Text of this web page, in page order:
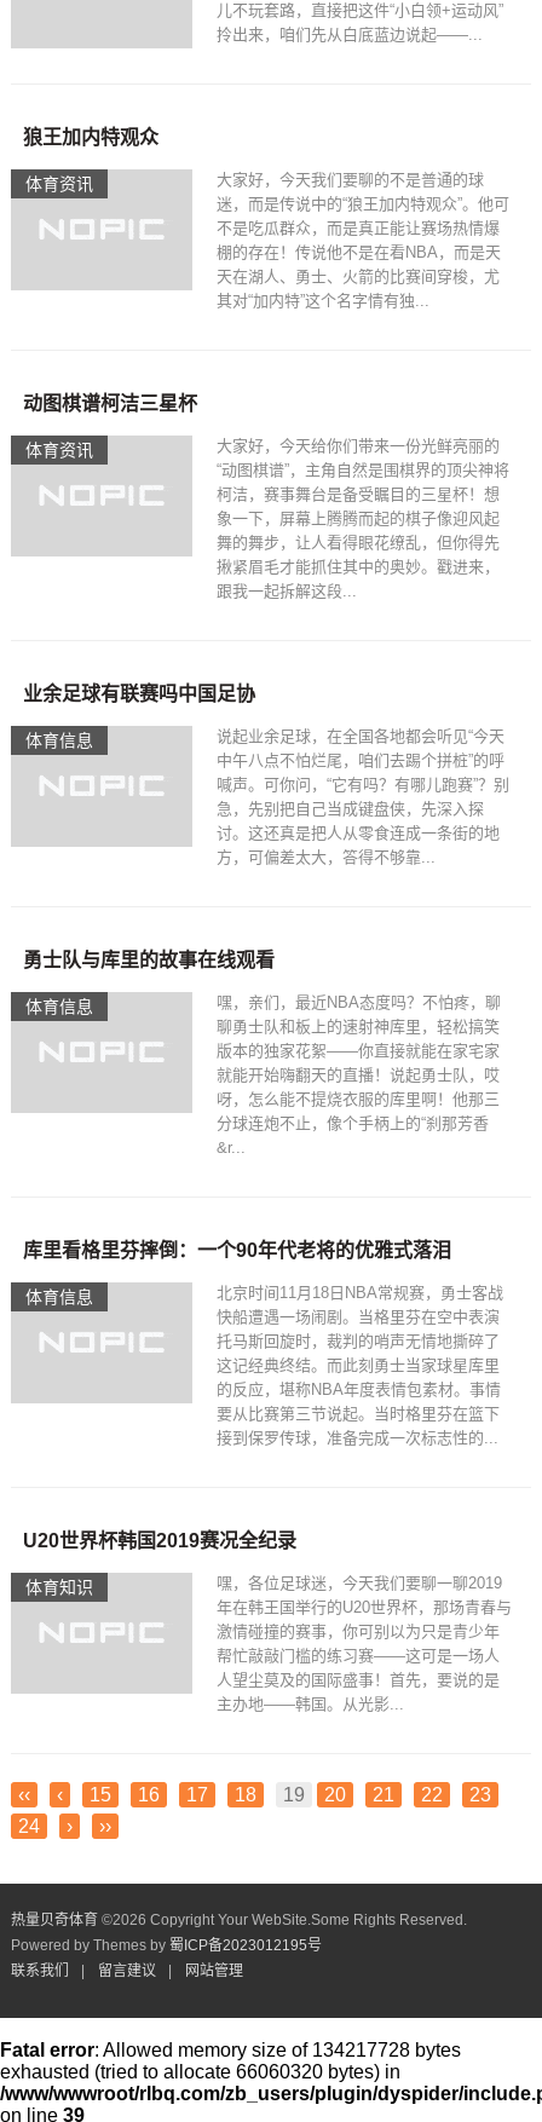
儿不玩套路，直接把这件“小白领+运动风”
拎出来，咱们先从白底蓝边说起——...
体育资讯
狼王加内特观众
大家好，今天我们要聊的不是普通的球
迷，而是传说中的“狼王加内特观众”。他可
不是吃瓜群众，而是真正能让赛场热情爆
棚的存在！传说他不是在看NBA，而是天
天在湖人、勇士、火箭的比赛间穿梭，尤
其对“加内特”这个名字情有独...
体育资讯
动图棋谱柯洁三星杯
大家好，今天给你们带来一份光鲜亮丽的
“动图棋谱”，主角自然是围棋界的顶尖神将
柯洁，赛事舞台是备受瞩目的三星杯！想
象一下，屏幕上腾腾而起的棋子像迎风起
舞的舞步，让人看得眼花缭乱，但你得先
揪紧眉毛才能抓住其中的奥妙。戳进来，
跟我一起拆解这段...
体育信息
业余足球有联赛吗中国足协
说起业余足球，在全国各地都会听见“今天
中午八点不怕烂尾，咱们去踢个拼桩”的呼
喊声。可你问，“它有吗？有哪儿跑赛”？别
急，先别把自己当成键盘侠，先深入探
讨。这还真是把人从零食连成一条街的地
方，可偏差太大，答得不够靠...
体育信息
勇士队与库里的故事在线观看
嘿，亲们，最近NBA态度吗？不怕疼，聊
聊勇士队和板上的速射神库里，轻松搞笑
版本的独家花絮——你直接就能在家宅家
就能开始嗨翻天的直播！说起勇士队，哎
呀，怎么能不提烧衣服的库里啊！他那三
分球连炮不止，像个手柄上的“刹那芳香
&r...
体育信息
库里看格里芬摔倒：一个90年代老将的优雅式落泪
北京时间11月18日NBA常规赛，勇士客战
快船遭遇一场闹剧。当格里芬在空中表演
托马斯回旋时，裁判的哨声无情地撕碎了
这记经典终结。而此刻勇士当家球星库里
的反应，堪称NBA年度表情包素材。事情
要从比赛第三节说起。当时格里芬在篮下
接到保罗传球，准备完成一次标志性的...
体育知识
U20世界杯韩国2019赛况全纪录
嘿，各位足球迷，今天我们要聊一聊2019
年在韩王国举行的U20世界杯，那场青春与
激情碰撞的赛事，你可别以为只是青少年
帮忙敲敲门槛的练习赛——这可是一场人
人望尘莫及的国际盛事！首先，要说的是
主办地——韩国。从光影...
‹‹ ‹ 15 16 17 18 19 20 21 22
23
24
› ››
热量贝奇体育 ©2026 Copyright Your WebSite.Some Rights Reserved.
Powered by Themes by 蜀ICP备2023012195号
联系我们
留言建议 网站管理
Fatal error: Allowed memory size of 134217728 bytes
exhausted (tried to allocate 66060320 bytes) in
/www/wwwroot/rlbq.com/zb_users/plugin/dyspider/
on line 39